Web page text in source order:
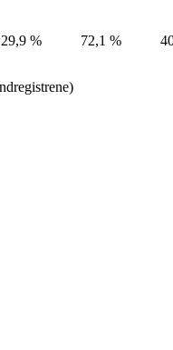
29,9 % 72,1 %